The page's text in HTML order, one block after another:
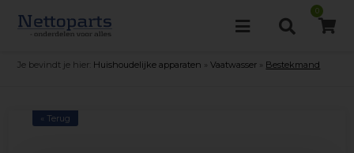
0
Je bevindt je hier: Huishoudelijke apparaten »Vaatwasser Bestekmand
« Terug